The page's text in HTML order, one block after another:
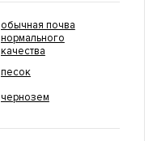
обычная почва
нормального
качества
песок
чернозем